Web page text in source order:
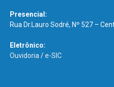
Presencial:
Rua Dr.Lauro Sodré, Nº 527 –
Eletrônico:
Ouvidoria/e-SIC